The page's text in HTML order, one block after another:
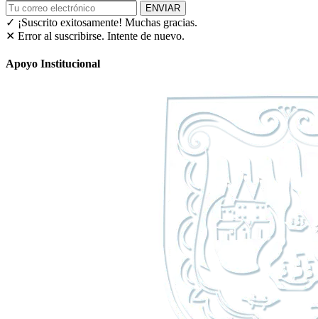
ENVIAR
✓ ¡Suscrito exitosamente! Muchas gracias.
✕ Error al suscribirse. Intente de nuevo.
Apoyo Institucional